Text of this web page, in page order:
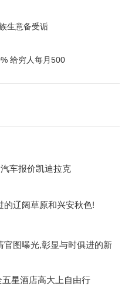
生意备受诟
给穷人每月500
车报价凯迪拉克
的辽阔草原和兴安秋色!
官图曝光,彰显与时俱进的新
星酒店高大上自由行